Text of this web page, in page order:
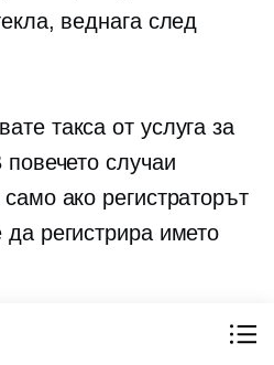
веднага след
такса от услуга за
случаи
ако регистраторът
регистрира името
на спад на домейн